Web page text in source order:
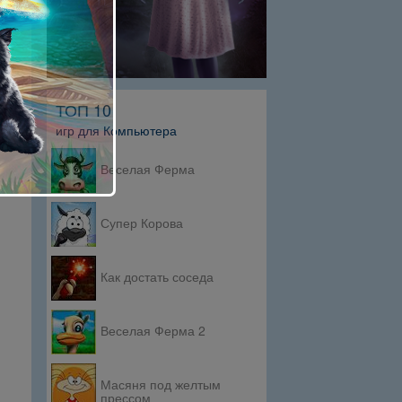
ТОП 10
игр для Компьютера
Веселая Ферма
Супер Корова
Как достать соседа
Веселая Ферма 2
Масяня под желтым
прессом